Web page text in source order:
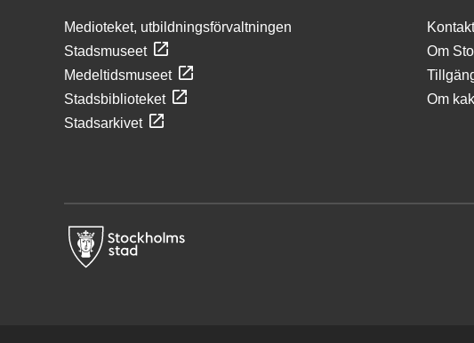
Medioteket, utbildningsförvaltningen
Stadsmuseet
Medeltidsmuseet
Stadsbiblioteket
Stadsarkivet
Om
Om